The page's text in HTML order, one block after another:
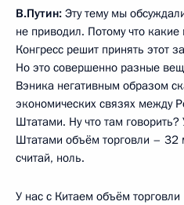
В.Путин: Эту тему мы
не приводил. Потому что
Конгресс решит принять этот
Но это совершенно разные
Вэника негативным образом
экономических связях между
Штатами. Ну что там
Штатами объём торговли – 32
считай, ноль.
У нас с Китаем объём